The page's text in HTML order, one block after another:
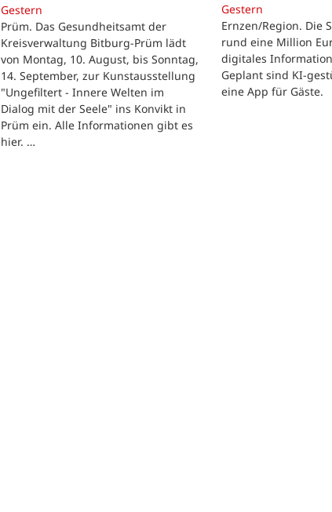
Gestern
Prüm. Das Gesundheitsamt der
Kreisverwaltung Bitburg-Prüm lädt
von Montag, 10. August, bis Sonntag,
14. September, zur Kunstausstellung
"Ungefiltert - Innere Welten im
Dialog mit der Seele" ins Konvikt in
Prüm ein. Alle Informationen gibt es
hier. …
Gestern
Ernzen/Region. Die
rund eine Million
digitales
Geplant sind KI-
eine App für Gäste.